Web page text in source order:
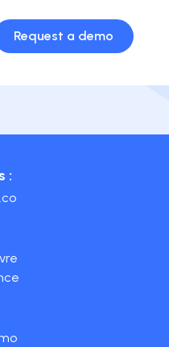
Request a demo
: